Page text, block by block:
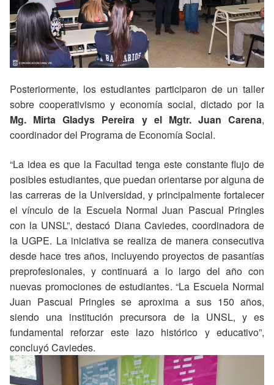
Posteriormente, los estudiantes participaron de un taller
sobre cooperativismo y economía social, dictado por la
Mg. Mirta Gladys Pereira y el Mgtr. Juan Carena,
coordinador del Programa de Economía Social.
“La idea es que la Facultad tenga este constante flujo de
posibles estudiantes, que puedan orientarse por alguna de
las carreras de la Universidad, y principalmente fortalecer
el vínculo de la Escuela Normal Juan Pascual Pringles
con la UNSL”, destacó Diana Caviedes, coordinadora de
la UGPE. La iniciativa se realiza de manera consecutiva
desde hace tres años, incluyendo proyectos de pasantías
preprofesionales, y continuará a lo largo del año con
nuevas promociones de estudiantes. “La Escuela Normal
Juan Pascual Pringles se aproxima a sus 150 años,
siendo una institución precursora de la UNSL, y es
fundamental reforzar este lazo histórico y educativo”,
concluyó Caviedes.